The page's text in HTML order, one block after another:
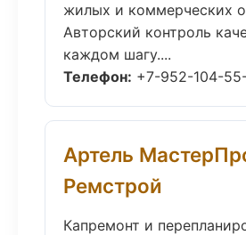
жилых и коммерческих
Авторский контроль
каждом шагу....
Телефон: +7-952-104-
Артель
Ремстрой
Капремонт и